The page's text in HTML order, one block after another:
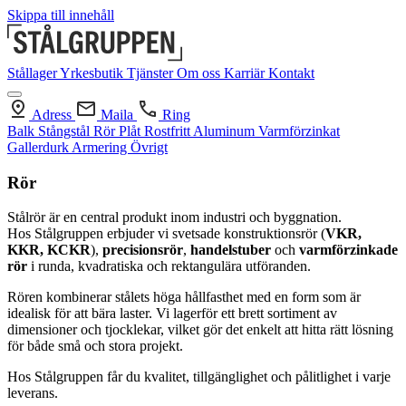
Skippa till innehåll
StållagerYrkesbutik TjänsterOm oss KarriärKontakt
Adress Maila
Ring
Balk Stångstål RörPlåt Rostfritt Aluminum Varmförzinkat
Gallerdurk Armering Övrigt
Rör
Stålrör är en central produkt inom industri och byggnation.
Hos Stålgruppen erbjuder vi svetsade konstruktionsrör (VKR,
KKR, KCKR), precisionsrör, handelstuber och varmförzinkade
rör i runda, kvadratiska och rektangulära utföranden.
Rören kombinerar stålets höga hållfasthet med en form som är
idealisk för att bära laster. Vi lagerför ett brett sortiment av
dimensioner och tjocklekar, vilket gör det enkelt att hitta rätt lösning
för både små och stora projekt.
Hos Stålgruppen får du kvalitet, tillgänglighet och pålitlighet i varje
leverans.